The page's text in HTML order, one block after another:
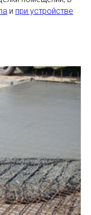
.и при устройстве